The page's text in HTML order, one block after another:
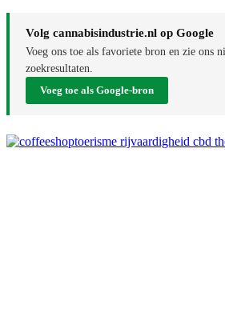
Volg cannabisindustrie.nl op Google
Voeg ons toe als favoriete bron en zie ons
zoekresultaten.
Voeg toe als Google-bron